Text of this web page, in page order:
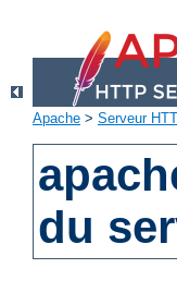
Apache > Serveur
du